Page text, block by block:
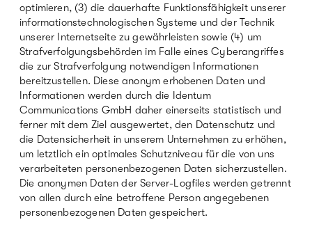
optimieren, (3) die dauerhafte Funktionsfähigkeit unserer
informationstechnologischen Systeme und der Technik
unserer Internetseite zu gewährleisten sowie (4) um
Strafverfolgungsbehörden im Falle eines Cyberangriffes
die zur Strafverfolgung notwendigen Informationen
bereitzustellen. Diese anonym erhobenen Daten und
Informationen werden durch die Identum
Communications GmbH daher einerseits statistisch und
ferner mit dem Ziel ausgewertet, den Datenschutz und
die Datensicherheit in unserem Unternehmen zu erhöhen,
um letztlich ein optimales Schutzniveau für die von uns
verarbeiteten personenbezogenen Daten sicherzustellen.
Die anonymen Daten der Server-Logfiles werden getrennt
von allen durch eine betroffene Person angegebenen
personenbezogenen Daten gespeichert.